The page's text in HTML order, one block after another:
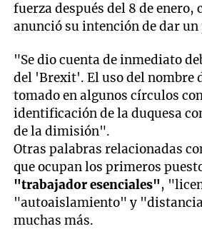
fuerza después del 8 de enero,
anunció su intención de dar un
"Se dio cuenta de inmediato
del 'Brexit'. El uso del nombre
tomado en algunos círculos
identificación de la duquesa
de la dimisión".
Otras palabras relacionadas
que ocupan los primeros
"trabajador esenciales",
"autoaislamiento" y
muchas más.